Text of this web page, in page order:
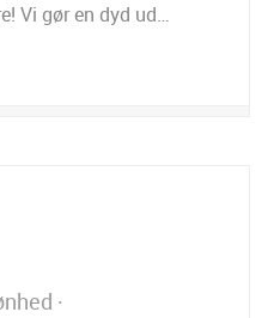
Vi gør en dyd ud…